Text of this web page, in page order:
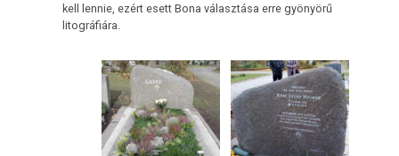
kell lennie, ezért esett Bona választása erre gyönyörű
litográfiára.